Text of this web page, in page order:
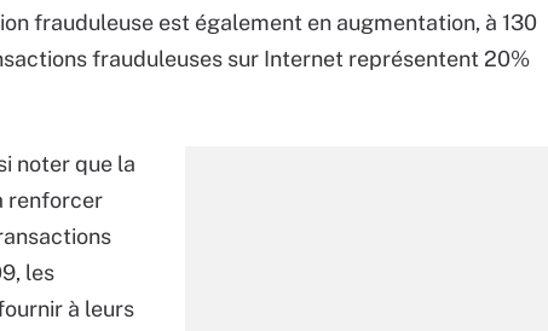
frauduleuse est également en augmentation, à 130
frauduleuses sur Internet représentent 20%
noter que la
renforcer
les
à leurs